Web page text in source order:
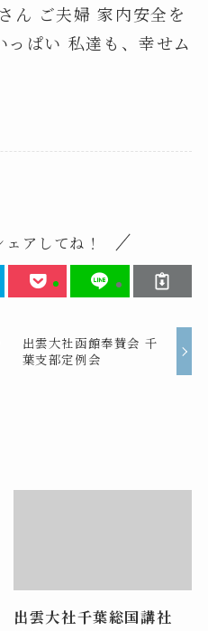
ん ご夫婦 家内安全を
ぱい 私達も、幸せム
アしてね！
出雲大社函館奉賛会 千
葉支部定例会
出雲大社千葉総国講社